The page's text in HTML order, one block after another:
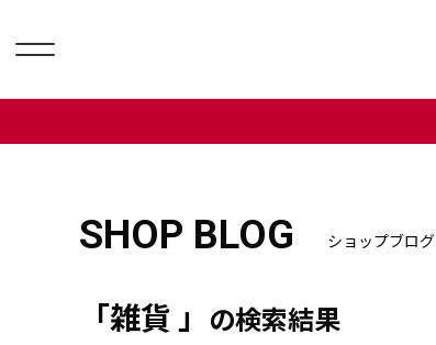
SHOP BLOG ショップブログ
「雑貨 」 の検索結果